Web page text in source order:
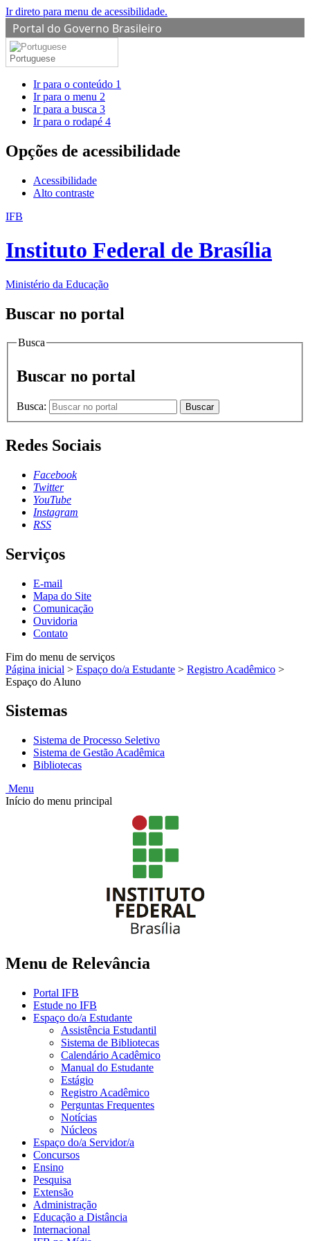
Ir direto para menu de acessibilidade.
Portal do Governo Brasileiro
Portuguese
Ir para o conteúdo 1
Ir para o menu 2
Ir para a busca 3
Ir para o rodapé 4
Opções de acessibilidade
Acessibilidade
Alto contraste
IFB
Instituto Federal de Brasília
Ministério da Educação
Buscar no portal
Busca
Buscar no portal
Busca: Buscar
Redes Sociais
Facebook
Twitter
YouTube
Instagram
RSS
Serviços
E-mail
Mapa do Site
Comunicação
Ouvidoria
Contato
Fim do menu de serviços
Página inicial > Espaço do/a Estudante > Registro Acadêmico >
Espaço do Aluno
Sistemas
Sistema de Processo Seletivo
Sistema de Gestão Acadêmica
Bibliotecas
Menu
Início do menu principal
Menu de Relevância
Portal IFB
Estude no IFB
Espaço do/a Estudante
Assistência Estudantil
Sistema de Bibliotecas
Calendário Acadêmico
Manual do Estudante
Estágio
Registro Acadêmico
Perguntas Frequentes
Notícias
Núcleos
Espaço do/a Servidor/a
Concursos
Ensino
Pesquisa
Extensão
Administração
Educação a Distância
Internacional